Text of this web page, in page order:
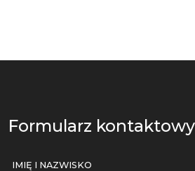
Formularz kontaktowy
IMIĘ I NAZWISKO